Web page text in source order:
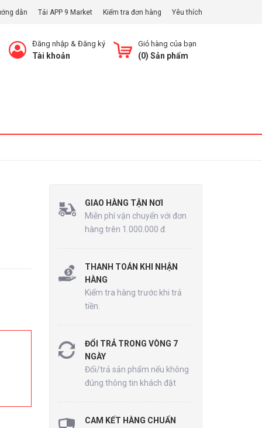
dẫn Tải APP 9 Market Kiểm tra đơn hàng Yêu thích
Giỏ hàng của bạn
(0) Sản phẩm
Đăng nhập & Đăng ký
Tài khoản
GIAO HÀNG TẬN NƠI
Miễn phí vận chuyển với đơn
hàng trên 1.000.000 đ.
THANH TOÁN KHI NHẬN
HÀNG
Kiểm tra hàng trước khi trả
tiền.
ĐỔI TRẢ TRONG VÒNG 7
NGÀY
Đổi/trả sản phẩm nếu không
đúng thông tin khách đặt
CAM KẾT HÀNG CHUẨN